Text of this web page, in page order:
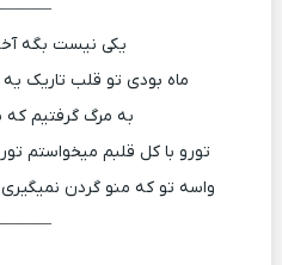
یکی نیست بگه
ماه بودی تو قلب تاریک
به مرگ گرفتیم
تورو با کل قلبم میخواستم
واسه تو که منو گردن